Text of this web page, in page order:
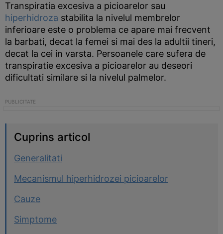
Transpiratia excesiva a picioarelor sau
hiperhidroza stabilita la nivelul membrelor
inferioare este o problema ce apare mai frecvent
la barbati, decat la femei si mai des la adultii tineri,
decat la cei in varsta. Persoanele care sufera de
transpiratie excesiva a picioarelor au deseori
dificultati similare si la nivelul palmelor.
Cuprins articol
Generalitati
Mecanismul hiperhidrozei picioarelor
Cauze
Simptome